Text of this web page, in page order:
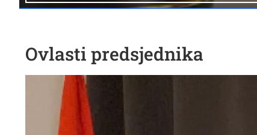
Ovlasti predsjednika
Reproduktor
videozapisa